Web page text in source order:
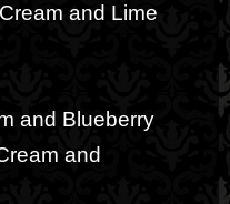
and Lime
and Blueberry
and